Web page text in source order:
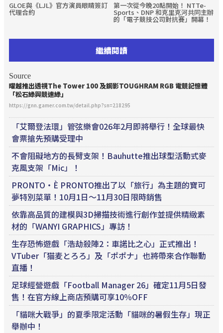
GLOE與《LJL》官方演員眼睛簽訂
代理合約
第一次從今晚20點開始！ NTTe-
Sports、DNP 和克里克河共同主辦
的「電子競技公司對抗賽」開幕！
繼續閱讀
Source
曜越推出透視The Tower 100 及鋼影TOUGHRAM RGB 電競記憶體
「松石綠與競速綠」
https://gnn.gamer.com.tw/detail.php?sn=218295
「艾爾登法環」管弦樂會026年2月即將舉行！全球最快
會票搶先預購受理中
不會阻礙地方的長臂支架！Bauhutte推出球型活動式麥
克風支架「Mic」！
PRONTO・È PRONTO推出了以「旅行」為主題的寶可
夢特別菜單！10月1日～11月30日限時銷售
依靠高品質的建模與3D掃描技術進行創作並提供精緻素
材的「WANYI GRAPHICS」專訪！
生存恐怖遊戲「浩劫殺陣2：車諾比之心」正式推出！
VTuber「猫麦とろろ」及「ポポナ」也將帶來合作聯動
直播！
足球經營遊戲「Football Manager 26」確定11月5日發
售！在官方線上商店預購可享10％OFF
「貓咪大戰爭」的夏季限定活動「貓咪的暑假生存」現正
舉辦中！